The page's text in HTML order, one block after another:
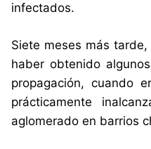
infectados.
Siete meses más
haber obtenido
propagación, cuando
prácticamente
aglomerado en barrios